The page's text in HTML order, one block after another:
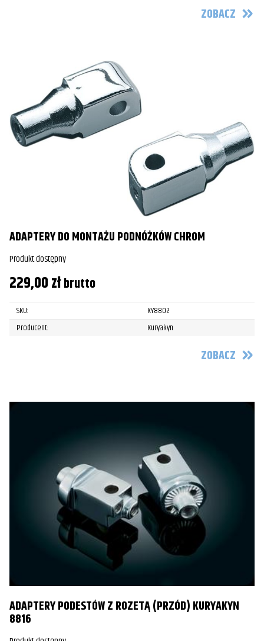
ZOBACZ
ADAPTERY DO MONTAŻU PODNÓŻKÓW CHROM
Produkt dostępny
229,00złbrutto
SKU:
KY8802
Producent:
Kuryakyn
ZOBACZ
ADAPTERY PODESTÓW Z ROZETĄ (PRZÓD) KURYAKYN
8816